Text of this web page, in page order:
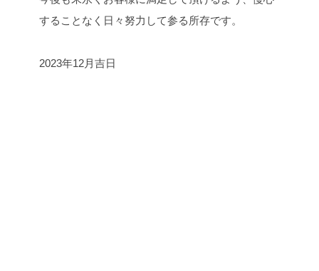
することなく日々努力して参る所存です。
2023年12月吉日